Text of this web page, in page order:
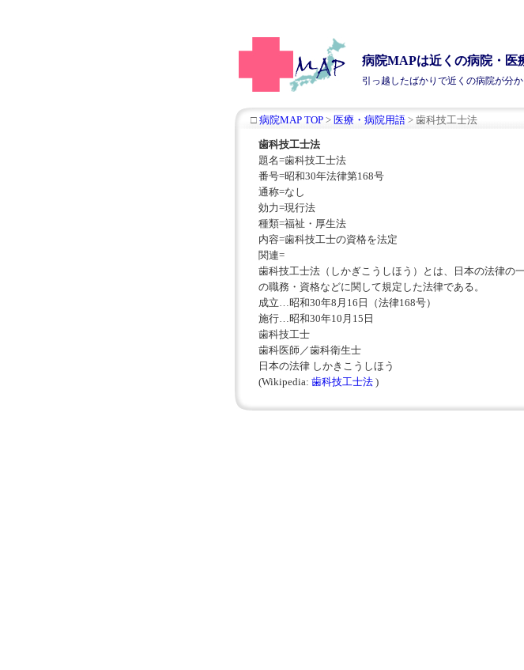
病院MAPは近くの病院・医
引っ越したばかりで近くの病院が分
□ 病院MAP TOP > 医療・病院用語 > 歯科技工士法
歯科技工士法
題名=歯科技工士法
番号=昭和30年法律第168号
通称=なし
効力=現行法
種類=福祉・厚生法
内容=歯科技工士の資格を法定
関連=
歯科技工士法（しかぎこうしほう）とは、日本の法律の
の職務・資格などに関して規定した法律である。
成立…昭和30年8月16日（法律168号）
施行…昭和30年10月15日
歯科技工士
歯科医師／歯科衛生士
日本の法律 しかきこうしほう
(Wikipedia: 歯科技工士法 )